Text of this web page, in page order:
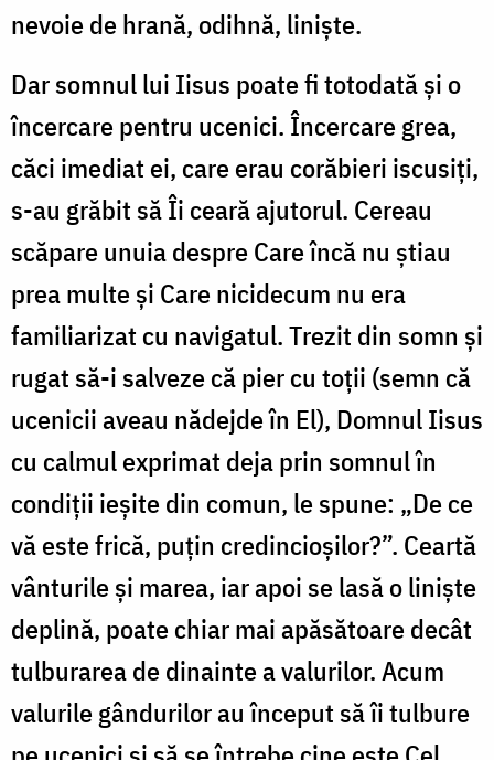
nevoie de hrană, odihnă, liniște.
Dar somnul lui Iisus poate fi totodată și o
încercare pentru ucenici. Încercare grea,
căci imediat ei, care erau corăbieri iscusiţi,
s-au grăbit să Îi ceară ajutorul. Cereau
scăpare unuia despre Care încă nu ştiau
prea multe şi Care nicidecum nu era
familiarizat cu navigatul. Trezit din somn și
rugat să-i salveze că pier cu toții (semn că
ucenicii aveau nădejde în El), Domnul Iisus
cu calmul exprimat deja prin somnul în
condiţii ieşite din comun, le spune: „De ce
vă este frică, puţin credincioşilor?”. Ceartă
vânturile şi marea, iar apoi se lasă o liniște
deplină, poate chiar mai apăsătoare decât
tulburarea de dinainte a valurilor. Acum
valurile gândurilor au început să îi tulbure